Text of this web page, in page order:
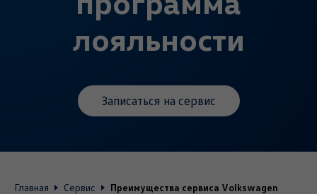
лояльности
Записаться на сервис
Главная Сервис Преимущества сервиса Volkswagen